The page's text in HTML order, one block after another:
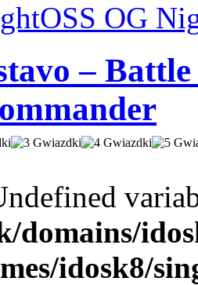
OSS OG
–
domains/
idosk8/